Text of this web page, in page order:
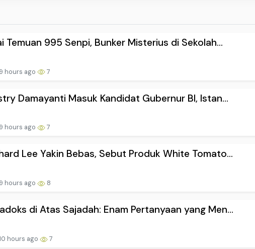
Temuan 995 Senpi, Bunker Misterius di Sekolah...
9 hours ago 7
Damayanti Masuk Kandidat Gubernur BI, Istan...
9 hours ago 7
Lee Yakin Bebas, Sebut Produk White Tomato...
9 hours ago 8
di Atas Sajadah: Enam Pertanyaan yang Men...
hours ago 7